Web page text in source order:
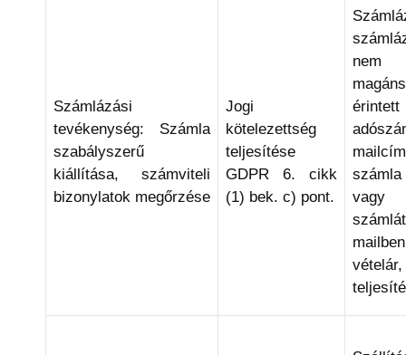
Számlázási
tevékenység: Számla
szabályszerű
kiállítása, számviteli
bizonylatok megőrzése
Jogi
kötelezettség
teljesítése
GDPR 6. cikk
(1) bek. c) pont.
nem